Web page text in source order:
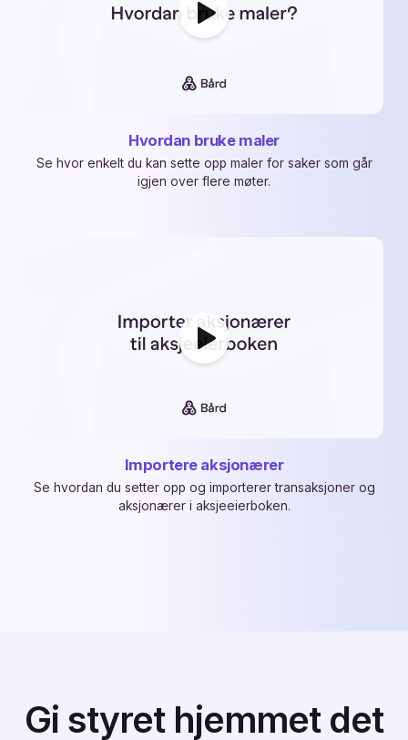
Hvordan bruke maler
Se hvor enkelt du kan sette opp maler for saker som går
igjen over flere møter.
Importere aksjonærer
Se hvordan du setter opp og importerer transaksjoner og
aksjonærer i aksjeeierboken.
Gi styret hjemmet det